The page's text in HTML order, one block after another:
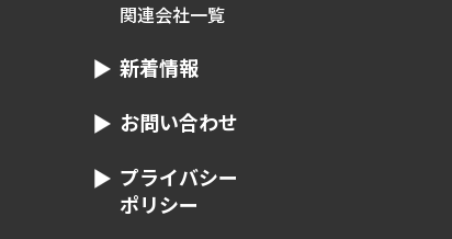
関連会社一覧
新着情報
お問い合わせ
プライバシー
ポリシー